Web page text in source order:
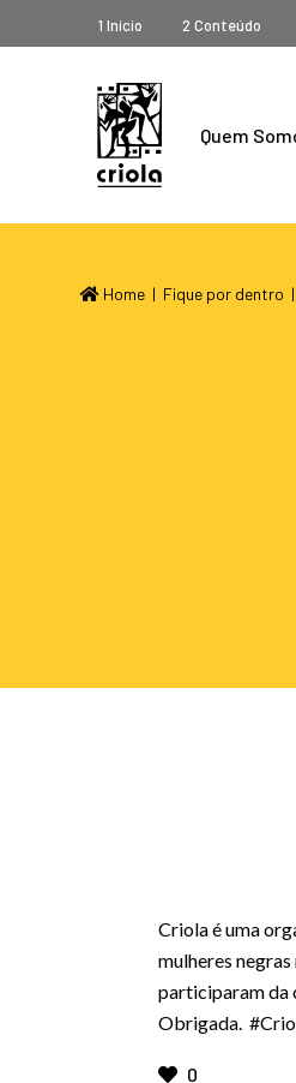
1 Início 2 Conteúdo
Quem
Home | Fique por dentro |
Criola é uma
mulheres
participaram da
Obrigada.
0